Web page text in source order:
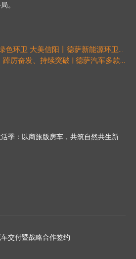
。
绿色环卫 大美信阳丨德萨新能源环卫车助力信阳市第三届环卫行业职工技能竞赛
踔厉奋发、持续突破 | 德萨汽车多款产品精彩亮相2024俄罗斯CTT展览会
季：以商旅版房车，共筑自然共生新
交付暨战略合作签约